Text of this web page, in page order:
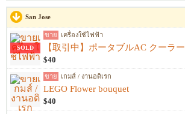
San Jose
SOLD
ขาย เครื่องใช้ไฟฟ้า
【取引中】ポータブルAC クーラー
$40
ขาย เกมส์ / งานอดิเรก
LEGO Flower bouquet
$40